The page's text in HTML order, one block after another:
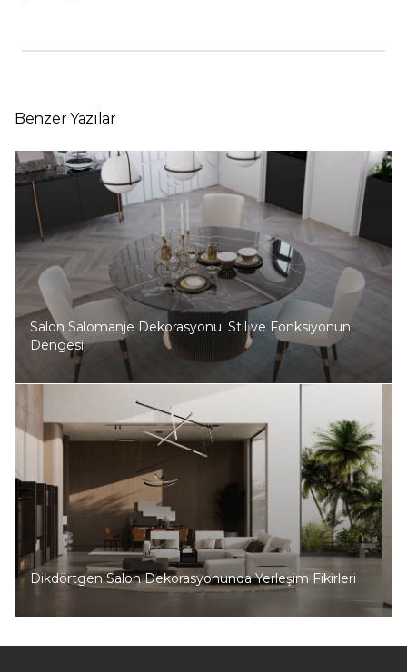
Benzer Yazılar
Salon Salomanje Dekorasyonu: Stil ve Fonksiyonun
Dengesi
Dikdörtgen Salon Dekorasyonunda Yerleşim Fikirleri